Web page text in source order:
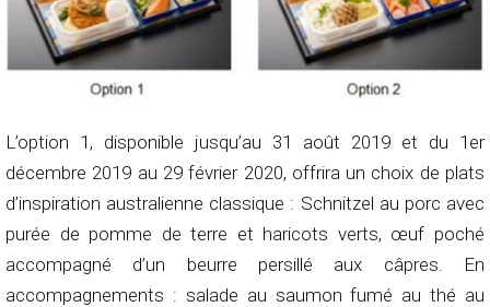
L’option 1, disponible jusqu’au 31 août 2019 et du 1er
décembre 2019 au 29 février 2020, offrira un choix de plats
d’inspiration australienne classique : Schnitzel au porc avec
purée de pomme de terre et haricots verts, œuf poché
accompagné d’un beurre persillé aux câpres. En
accompagnements : salade au saumon fumé au thé au